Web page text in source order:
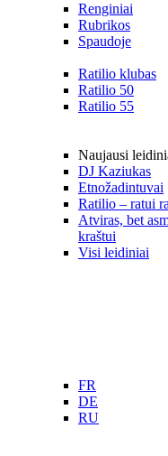
Renginiai
Rubrikos
Spaudoje
Ratilio klubas
Ratilio 50
Ratilio 55
Naujausi
DJ Kaziukas
Etnožadintuvai
Ratilio – ratui
Atviras, bet
kraštui
Visi leidiniai
FR
DE
RU